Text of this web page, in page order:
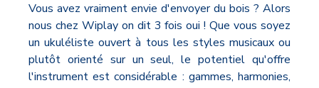
Vous avez vraiment envie d'envoyer du bois ? Alors
nous chez Wiplay on dit 3 fois oui ! Que vous soyez
un ukuléliste ouvert à tous les styles musicaux ou
plutôt orienté sur un seul, le potentiel qu'offre
l'instrument est considérable : gammes, harmonies,